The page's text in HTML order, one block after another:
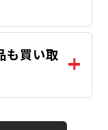
も買い取